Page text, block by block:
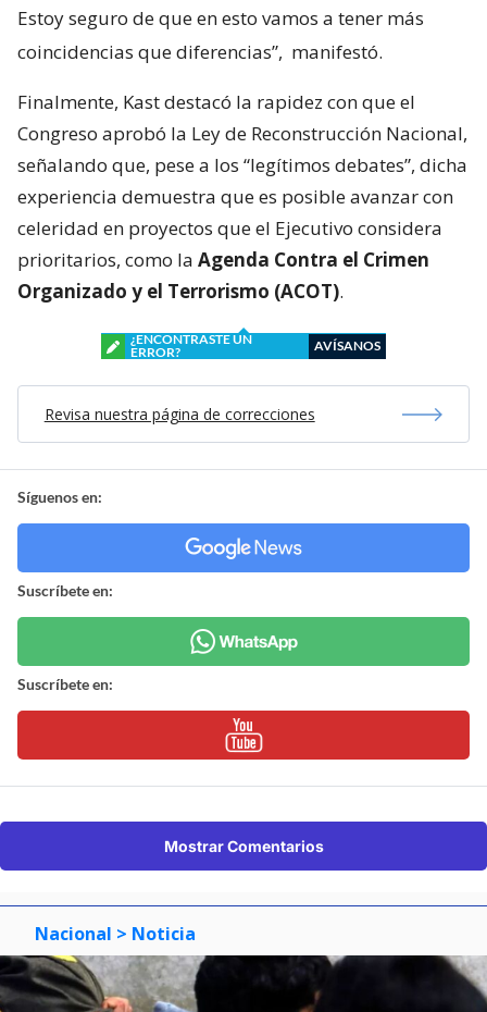
Estoy seguro de que en esto vamos a tener más
coincidencias que diferencias”, manifestó.
Finalmente, Kast destacó la rapidez con que el
Congreso aprobó la Ley de Reconstrucción Nacional,
señalando que, pese a los “legítimos debates”, dicha
experiencia demuestra que es posible avanzar con
celeridad en proyectos que el Ejecutivo considera
prioritarios, como la Agenda Contra el Crimen
Organizado y el Terrorismo (ACOT).
¿ENCONTRASTE UN
ERROR?
AVÍSANOS
Revisa nuestra página de correcciones
Síguenos en:
Suscríbete en:
Suscríbete en:
Mostrar Comentarios
Nacional > Noticia